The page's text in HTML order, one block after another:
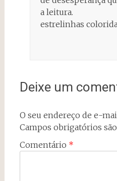
a leitura.
estrelinhas
Deixe um
O seu endereço de e-
Campos obrigatórios
Comentário *